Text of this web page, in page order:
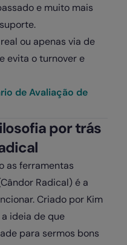
e muito mais
ou apenas via de
evita o turnover e
de Avaliação de
por trás
as ferramentas
Radical) é a
Criado por Kim
ideia de que
para sermos bons